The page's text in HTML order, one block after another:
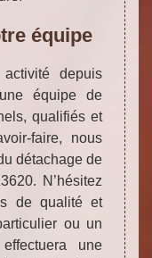
équipe
depuis
équipe de
qualifiés et
faire, nous
détachage de
N’hésitez
de qualité et
ou un
une